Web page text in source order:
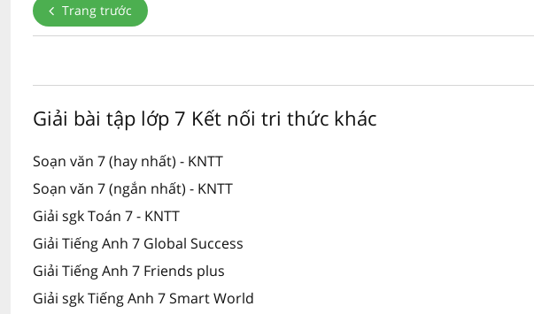
Trang trước
Giải bài tập lớp 7 Kết nối tri thức khác
Soạn văn 7 (hay nhất) - KNTT
Soạn văn 7 (ngắn nhất) - KNTT
Giải sgk Toán 7 - KNTT
Giải Tiếng Anh 7 Global Success
Giải Tiếng Anh 7 Friends plus
Giải sgk Tiếng Anh 7 Smart World